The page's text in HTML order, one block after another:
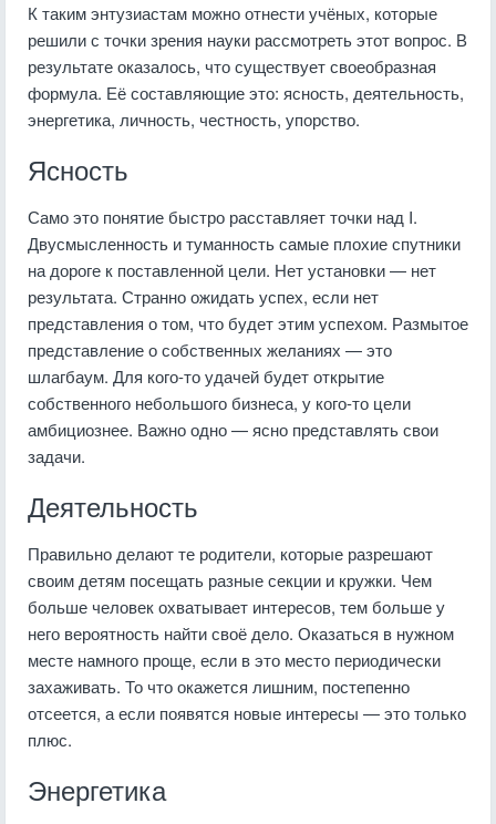
К таким энтузиастам можно отнести учёных, которые
решили с точки зрения науки рассмотреть этот вопрос. В
результате оказалось, что существует своеобразная
формула. Её составляющие это: ясность, деятельность,
энергетика, личность, честность, упорство.
Ясность
Само это понятие быстро расставляет точки над I.
Двусмысленность и туманность самые плохие спутники
на дороге к поставленной цели. Нет установки — нет
результата. Странно ожидать успех, если нет
представления о том, что будет этим успехом. Размытое
представление о собственных желаниях — это
шлагбаум. Для кого-то удачей будет открытие
собственного небольшого бизнеса, у кого-то цели
амбициознее. Важно одно — ясно представлять свои
задачи.
Деятельность
Правильно делают те родители, которые разрешают
своим детям посещать разные секции и кружки. Чем
больше человек охватывает интересов, тем больше у
него вероятность найти своё дело. Оказаться в нужном
месте намного проще, если в это место периодически
захаживать. То что окажется лишним, постепенно
отсеется, а если появятся новые интересы — это только
плюс.
Энергетика